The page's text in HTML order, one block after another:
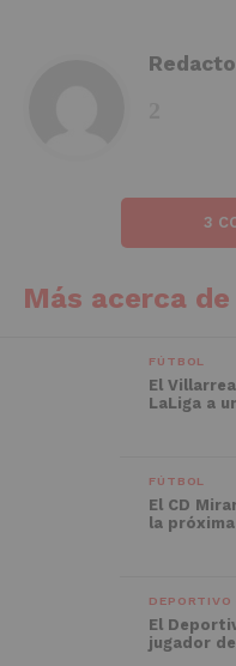
3
Más acerca
FÚTBOL
El
LaLiga a
FÚTBOL
El CD
la
DEPORTIVO
El
jugador